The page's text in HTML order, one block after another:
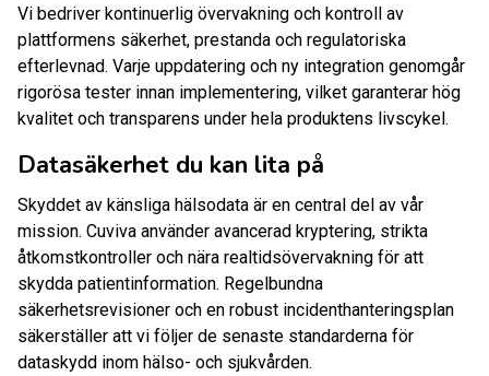
Vi bedriver kontinuerlig övervakning och kontroll av
plattformens säkerhet, prestanda och regulatoriska
efterlevnad. Varje uppdatering och ny integration genomgår
rigorösa tester innan implementering, vilket garanterar hög
kvalitet och transparens under hela produktens livscykel.
Datasäkerhet du kan lita på
Skyddet av känsliga hälsodata är en central del av vår
mission. Cuviva använder avancerad kryptering, strikta
åtkomstkontroller och nära realtidsövervakning för att
skydda patientinformation. Regelbundna
säkerhetsrevisioner och en robust incidenthanteringsplan
säkerställer att vi följer de senaste standarderna för
dataskydd inom hälso- och sjukvården.